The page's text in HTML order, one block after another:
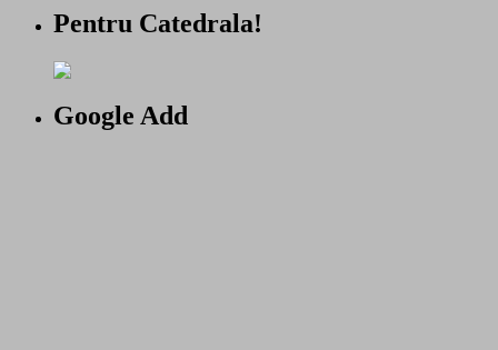
Pentru Catedrala!
Google Add